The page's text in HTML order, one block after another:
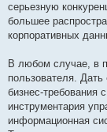
серьезную
большее
корпоративных
В любом случае, в
пользователя.
бизнес-требования
инструментария
информационная